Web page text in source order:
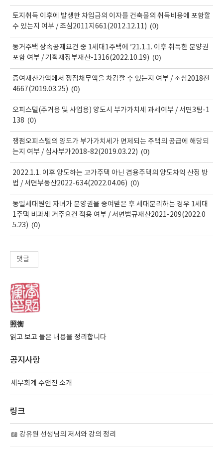
토지취득 이후에 발생한 차입금의 이자를 건축물의 취득비용에 포함할
수 있는지 여부 / 조심2011지661(2012.12.11) (0)
동거주택 상속공제요건 중 1세대1주택에 ’21.1.1. 이후 취득한 분양권
포함 여부 / 기획재정부재산-1316(2022.10.19) (0)
증여재산가액에서 쟁점채무액을 차감할 수 있는지 여부 / 조심2018전
4667(2019.03.25) (0)
오피스텔(주거용 및 사업용) 양도시 부가가치세 과세여부 / 서면3팀-1
138 (0)
쟁점오피스텔의 양도가 부가가치세가 면제되는 주택의 공급에 해당되
는지 여부 / 심사부가2018-82(2019.03.22) (0)
2022.1.1. 이후 양도하는 고가주택 아닌 겸용주택의 양도차익 산정 방
법 / 서면부동산2022-634(2022.04.06) (0)
동일세대원인 자녀가 분양권을 증여받은 후 세대분리하는 경우 1세대
1주택 비과세 거주요건 적용 여부 / 서면법규재산2021-209(2022.0
5.23) (0)
댓글
照衡
읽고 보고 들은 내용을 정리합니다
공지사항
세무회계 수앤진 소개
링크
📖 강유원 선생님의 저서와 강의 정리